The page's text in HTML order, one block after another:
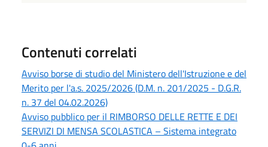
Contenuti correlati
Avviso borse di studio del Ministero dell'Istruzione e del
Merito per l'a.s. 2025/2026 (D.M. n. 201/2025 - D.G.R.
n. 37 del 04.02.2026)
Avviso pubblico per il RIMBORSO DELLE RETTE E DEI
SERVIZI DI MENSA SCOLASTICA – Sistema integrato